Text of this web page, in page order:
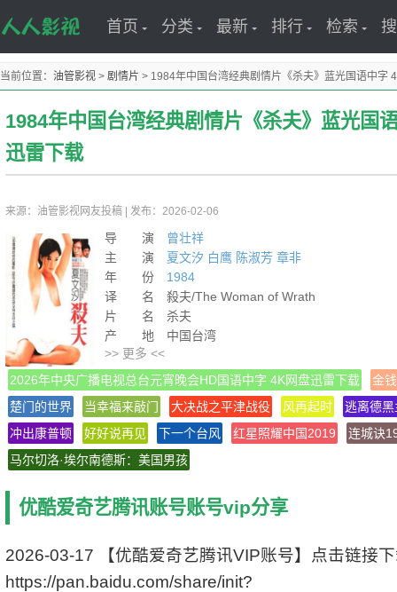
首页 分类 最新 排行 检索
当前位置： 油管影视 > 剧情片 > 1984年中国台湾经典剧情片《杀夫》蓝光国语中字
1984年中国台湾经典剧情片《杀夫》蓝光国
迅雷下载
来源：油管影视网友投稿 发布：2026-02-06
导 演 曾壮祥
主 演 夏文汐 白鹰 陈淑芳 章非
年 份 1984
译 名 殺夫/The Woman of Wrath
片 名 杀夫
产 地 中国台湾
类 别 剧情
语 言 汉语普通话
字 幕 中文字幕
上映日期 1984-09-08
文件格式 x264 + ACC
视频尺寸 1920 x 1080
文件大小 3244 MB
>> 更多 <<
2026年中央广播电视总台元宵晚会HD国语中字 4K网盘迅雷下载
金
楚门的世界
当幸福来敲门 大决战之平津战役 风再起时
逃离德黑
冲出康普顿
好好说再见 下一个台风 红星照耀中国2019
连城诀
马尔切洛·埃尔南德斯：美国男孩
优酷爱奇艺腾讯账号账号vip分享
2026-03-17 【优酷爱奇艺腾讯VIP账号】点击链接
https://pan.baidu.com/share/init?